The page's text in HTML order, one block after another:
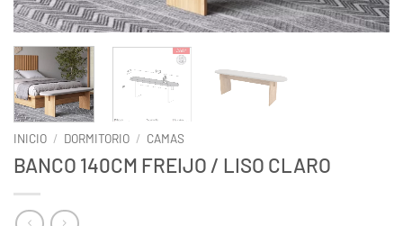
INICIO / DORMITORIO / CAMAS
BANCO 140CM FREIJO / LISO CLARO